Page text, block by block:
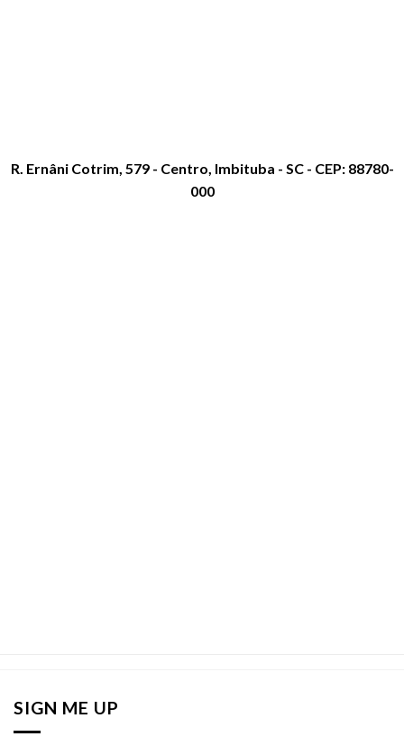
R. Ernâni Cotrim, 579 - Centro, Imbituba - SC - CEP: 88780-
000
SIGN ME UP